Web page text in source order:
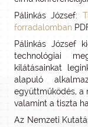
Pálinkás József:
forradalomban
Pálinkás József
technológiai
kilátásainkat
alapuló
együttműködés, a
valamint a tiszta
Az Nemzeti